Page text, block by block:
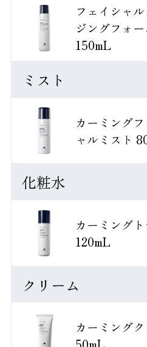
フェイシャ
ジングフォー
150mL
ミスト
カーミング
ャルミスト
化粧水
カーミング
120mL
クリーム
カーミング